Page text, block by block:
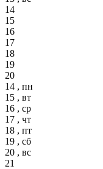
14
15
16
17
18
19
20
14 , пн
15 , вт
16 , ср
17 , чт
18 , пт
19 , сб
20 , вс
21